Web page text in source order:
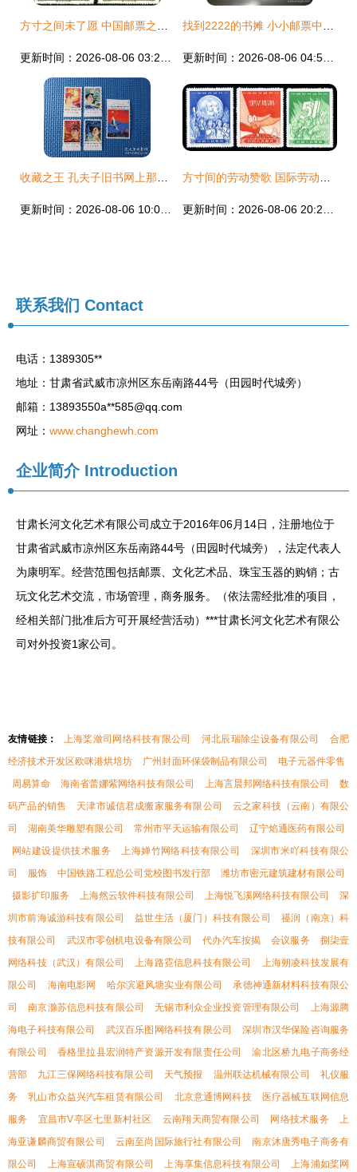
联系我们 Contact
电话：1389305**
地址：甘肃省武威市凉州区东岳南路44号（田园时代城旁）
邮箱：13893550a**585@qq.com
网址： www.changhewh.com
企业简介Introduction
甘肃长河文化艺术有限公司成立于2016年06月14日，注册地位于
甘肃省武威市凉州区东岳南路44号（田园时代城旁），法定代表人
为康明军。经营范围包括邮票、文化艺术品、珠宝玉器的购销；古
玩文化艺术交流，市场管理，商务服务。（依法需经批准的项目，
经相关部门批准后方可开展经营活动）***甘肃长河文化艺术有限公
司对外投资1家公司。
友情链接： 上海桨潋司网络科技有限公司 河北辰瑞除尘设备有限公司
合肥
经济技术开发区欧咪港烘培坊
广州封面环保袋制品有限公司
电子元器件零售
周易算命
海南省蕾娜紫网络科技有限公司 上海言晨邦网络科技有限公司
数
码产品的销售
天津市诚信君成搬家服务有限公司
云之家科技（云南）有限公
司
湖南美华雕塑有限公司 常州市平天运输有限公司
辽宁焰通医药有限公司
网站建设提供技术服务
上海婵竹网络科技有限公司
深圳市米吖科技有限公
司
服饰 中国铁路工程总公司党校图书发行部
潍坊市密元建筑建材有限公司
摄影扩印服务
上海然云软件科技有限公司 上海悦飞溪网络科技有限公司
深
圳市前海诚游科技有限公司
益世生活（厦门）科技有限公司
禥润（南京）科
技有限公司
武汉市零创机电设备有限公司 代办汽车按揭 会议服务
捌柒壹
网络科技（武汉）有限公司
上海路霓信息科技有限公司
上海朔凌科技发展有
限公司
海南电影网 哈尔滨避风塘实业有限公司
承德神通新材料科技有限公
司
南京滁苏信息科技有限公司 无锡市利众企业投资管理有限公司
上海源腾
海电子科技有限公司
武汉百乐图网络科技有限公司
深圳市汉华保险咨询服务
有限公司
香格里拉县宏润特产资源开发有限责任公司
渝北区桥九电子商务经
营部
九江三保网络科技有限公司 天气预报 温州联达机械有限公司
礼仪服
务
乳山市众益兴汽车租赁有限公司 北京意通博网科技
医疗器械互联网信息
服务
宜昌市V亭区七里新村社区 云南翔天商贸有限公司 网络技术服务
上
海亚谦麟商贸有限公司
云南至尚国际旅行社有限公司
南京沐唐秀电子商务有
限公司
上海宣硕淇商贸有限公司 上海享集信息科技有限公司 上海浦如桨网